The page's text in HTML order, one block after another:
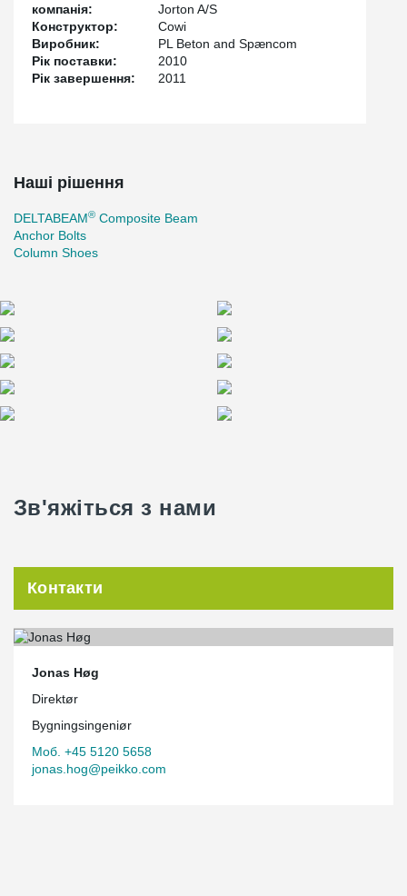
компанія:
Jorton A/S
Конструктор:
Cowi
Виробник:
PL Beton and Spæncom
Рік поставки:
2010
Рік завершення:
2011
Наші рішення
DELTABEAM® Composite Beam
Anchor Bolts
Column Shoes
Зв'яжіться з нами
Контакти
Jonas Høg
Direktør
Bygningsingeniør
Моб. +45 5120 5658
jonas.hog@peikko.com